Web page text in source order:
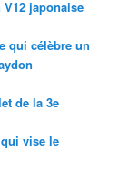
japonaise
qui célèbre un
de la 3e
vise le